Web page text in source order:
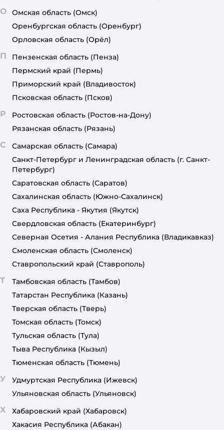
О Омская область (Омск)
Оренбургская область (Оренбург)
Орловская область (Орёл)
П Пензенская область (Пенза)
Пермский край (Пермь)
Приморский край (Владивосток)
Псковская область (Псков)
Р Ростовская область (Ростов-на-Дону)
Рязанская область (Рязань)
С Самарская область (Самара)
Санкт-Петербург и Ленинградская область (г. Санкт-
Петербург)
Саратовская область (Саратов)
Сахалинская область (Южно-Сахалинск)
Саха Республика - Якутия (Якутск)
Свердловская область (Екатеринбург)
Северная Осетия - Алания Республика (Владикавказ)
Смоленская область (Смоленск)
Ставропольский край (Ставрополь)
Т Тамбовская область (Тамбов)
Татарстан Республика (Казань)
Тверская область (Тверь)
Томская область (Томск)
Тульская область (Тула)
Тыва Республика (Кызыл)
Тюменская область (Тюмень)
У Удмуртская Республика (Ижевск)
Ульяновская область (Ульяновск)
Х Хабаровский край (Хабаровск)
Хакасия Республика (Абакан)